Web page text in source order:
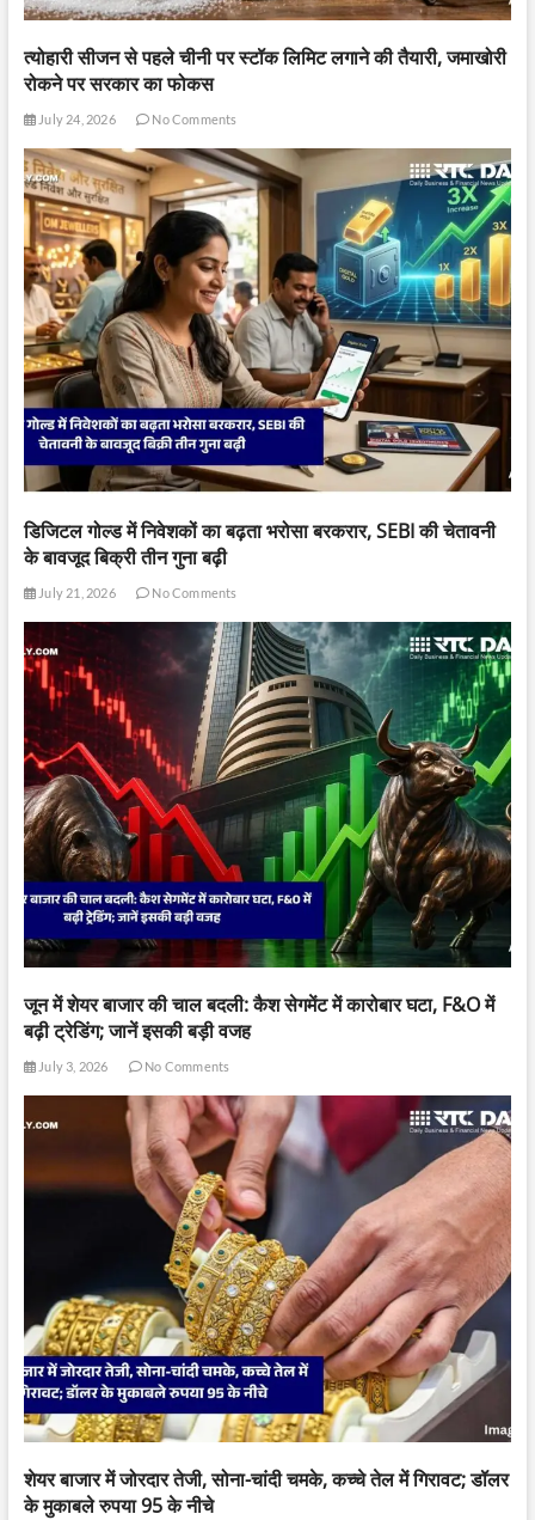
त्योहारी सीजन से पहले चीनी पर स्टॉक लिमिट लगाने की तैयारी, जमाखोरी
रोकने पर सरकार का फोकस
July 24, 2026 No Comments
डिजिटल गोल्ड में निवेशकों का बढ़ता भरोसा बरकरार, SEBI की चेतावनी
के बावजूद बिक्री तीन गुना बढ़ी
July 21, 2026 No Comments
जून में शेयर बाजार की चाल बदली: कैश सेगमेंट में कारोबार घटा, F&O में
बढ़ी ट्रेडिंग; जानें इसकी बड़ी वजह
July 3, 2026 No Comments
शेयर बाजार में जोरदार तेजी, सोना-चांदी चमके, कच्चे तेल में गिरावट; डॉलर
के मुकाबले रुपया 95 के नीचे